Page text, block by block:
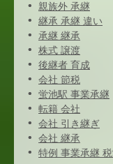
親族外 承継
継承 承継 違い
承継 継承
株式 譲渡
後継者 育成
会社 節税
蛍池駅 事業承継
転籍 会社
会社 引き継ぎ
会社 継承
特例 事業承継 税